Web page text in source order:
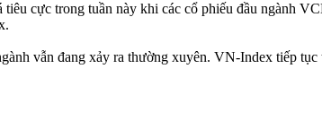
tiêu cực trong tuần này khi các cổ phiếu đầu ngành
vẫn đang xảy ra thường xuyên. VN-Index tiếp